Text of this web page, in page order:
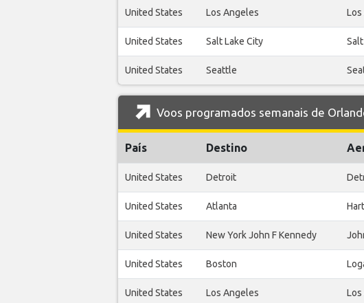
United States Los Angeles Los
United States Salt Lake City
United States Seattle
Voos programados semanais de
País Destino
United States Detroit
United States Atlanta
United States New York John F Kennedy
United States Boston
United States Los Angeles Los